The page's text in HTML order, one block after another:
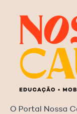
O Portal Nossa